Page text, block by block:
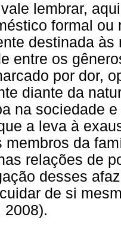
lembrar,
formal ou
destinada
entre os
por dor,
diante da
na sociedade
a leva à
membros da
relações de
desses
de si
2008).